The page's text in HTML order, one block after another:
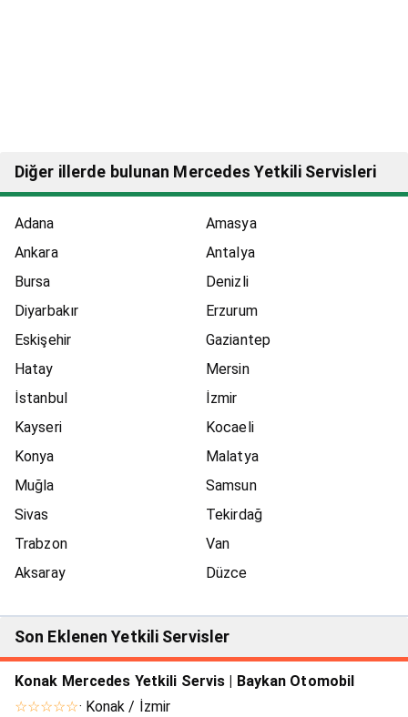
Diğer illerde bulunan Mercedes Yetkili Servisleri
Adana
Amasya
Ankara
Antalya
Bursa
Denizli
Diyarbakır
Erzurum
Eskişehir
Gaziantep
Hatay
Mersin
İstanbul
İzmir
Kayseri
Kocaeli
Konya
Malatya
Muğla
Samsun
Sivas
Tekirdağ
Trabzon
Van
Aksaray
Düzce
Son Eklenen Yetkili Servisler
Konak Mercedes Yetkili Servis | Baykan Otomobil
☆☆☆☆☆· Konak / İzmir